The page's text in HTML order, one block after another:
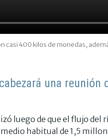
casi 400 kilos de monedas,
una reunión
luego de que el flujo del
habitual de 1,5